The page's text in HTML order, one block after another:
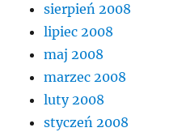
sierpień 2008
lipiec 2008
maj 2008
marzec 2008
luty 2008
styczeń 2008